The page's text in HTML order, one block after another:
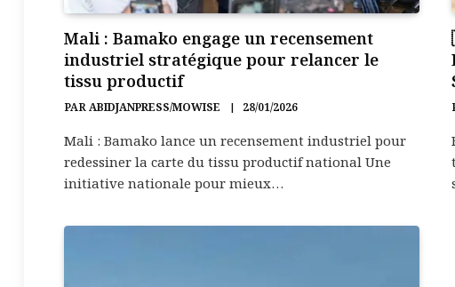
Mali : Bamako engage un recensement
industriel stratégique pour relancer le
tissu productif
PARABIDJANPRESS/MOWISE 28/01/2026
Mali : Bamako lance un recensement industriel pour
redessiner la carte du tissu productif national Une
initiative nationale pour mieux…